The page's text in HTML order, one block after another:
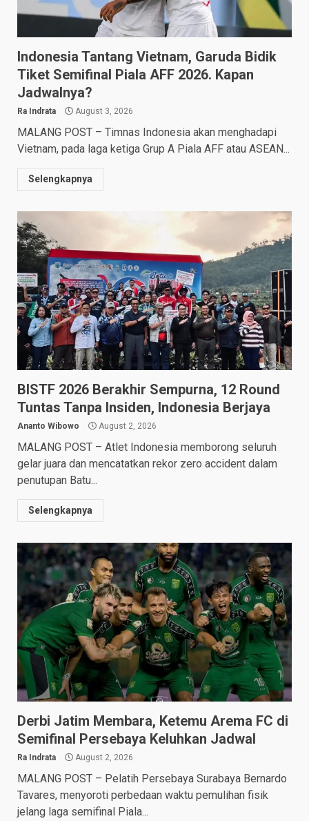
Indonesia Tantang Vietnam, Garuda Bidik
Tiket Semifinal Piala AFF 2026. Kapan
Jadwalnya?
Ra Indrata August 3, 2026
MALANG POST – Timnas Indonesia akan menghadapi
Vietnam, pada laga ketiga Grup A Piala AFF atau ASEAN...
Selengkapnya
BISTF 2026 Berakhir Sempurna, 12 Round
Tuntas Tanpa Insiden, Indonesia Berjaya
Ananto Wibowo August 2, 2026
MALANG POST – Atlet Indonesia memborong seluruh
gelar juara dan mencatatkan rekor zero accident dalam
penutupan Batu...
Selengkapnya
Derbi Jatim Membara, Ketemu Arema FC di
Semifinal Persebaya Keluhkan Jadwal
Ra Indrata August 2, 2026
MALANG POST – Pelatih Persebaya Surabaya Bernardo
Tavares, menyoroti perbedaan waktu pemulihan fisik
jelang laga semifinal Piala...